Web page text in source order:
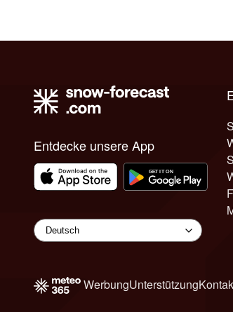
Entdecke unsere App
WerbungUnterstützung